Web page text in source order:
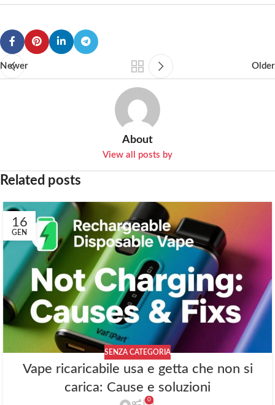
Newer Older
About
View all posts by
Related posts
16
GEN
SENZA CATEGORIA
Vape ricaricabile usa e getta che non si
carica: Cause e soluzioni
0